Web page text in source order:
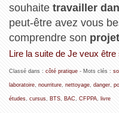
souhaite travailler
peut-être avez vous
comprendre son
Lire la suite de Je veux
Classé dans : côté pratique- Mots clés :
laboratoire, nourriture, nettoyage, danger,
études, cursus, BTS, BAC CFPPA, livre